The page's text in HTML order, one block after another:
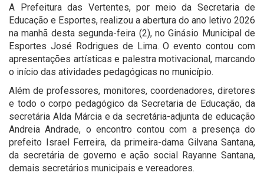
A Prefeitura das Vertentes, por meio da Secretaria de
Educação e Esportes, realizou a abertura do ano letivo 2026
na manhã desta segunda-feira (2), no Ginásio Municipal de
Esportes José Rodrigues de Lima. O evento contou com
apresentações artísticas e palestra motivacional, marcando
o início das atividades pedagógicas no município.
Além de professores, monitores, coordenadores, diretores
e todo o corpo pedagógico da Secretaria de Educação, da
secretária Alda Márcia e da secretária-adjunta de educação
Andreia Andrade, o encontro contou com a presença do
prefeito Israel Ferreira, da primeira-dama Gilvana Santana,
da secretária de governo e ação social Rayanne Santana,
demais secretários municipais e vereadores.